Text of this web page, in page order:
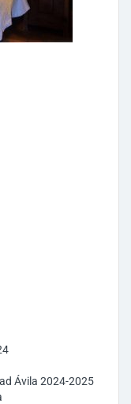
Ávila 2024-2025